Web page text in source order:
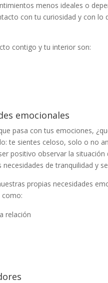
menos ideales o
con tu curiosidad y con
contigo y tu interior son:
emocionales
pasa con tus emociones,
te sientes celoso, solo o no
positivo observar la
de tranquilidad y
propias necesidades
como:
relación